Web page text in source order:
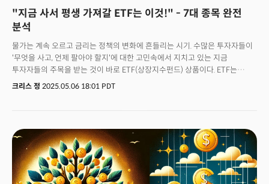
"지금 사서 평생 가져갈 ETF는 이것!" - 7대 종목 완전
분석
물가는 계속 오르고 금리는 정책의 변화에 흔들리는 시기. 수많은 투자자들이
'무엇을 사고, 언제 팔아야 할지'에 대한 고민속에서 지치고 있는 지금
투자자들의 주목을 받는 것이 바로 ETF(상장지수펀드) 상품이다. ETF는
S&P500이나 나스닥과 같은 특정 지수나 섹터를 추종하면서도 낮은 수수료,
기회로 인식하면서 ETF로 막대한 자금이 흘러들고 있다. 실제 블룸버그
데이터에 따르면 S&P500을 추종하는 세계에서 가장 큰 ETF 상품 중 하나로
인식되는 VOO(Vanguard S&P500 ETF)에는 지난 한 달 동안 약 210억
달러의 자금이 유입되며 사상 최대의 월간 자금 흐름을 기록했다.
자산운용사들은 이제 다양한 테마와 전략에 맞는 ETF를 출시하고 있고
크리스 정 2025.05.06 18:01 PDT